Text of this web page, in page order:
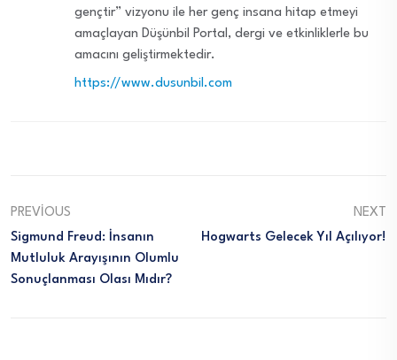
gençtir” vizyonu ile her genç insana hitap etmeyi
amaçlayan Düşünbil Portal, dergi ve etkinliklerle bu
amacını geliştirmektedir.
https://www.dusunbil.com
PREVIOUS
Sigmund Freud: İnsanın
Mutluluk Arayışının Olumlu
Sonuçlanması Olası Mıdır?
NEXT
Hogwarts Gelecek Yıl Açılıyor!